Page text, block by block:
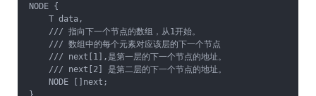
NODE {
T data,
/// 指向下一个节点的数组，从1开始。
/// 数组中的每个元素对应该层的下一个节点
/// next[1],是第一层的下一个节点的地址。
/// next[2] 是第二层的下一个节点的地址。
NODE []next;